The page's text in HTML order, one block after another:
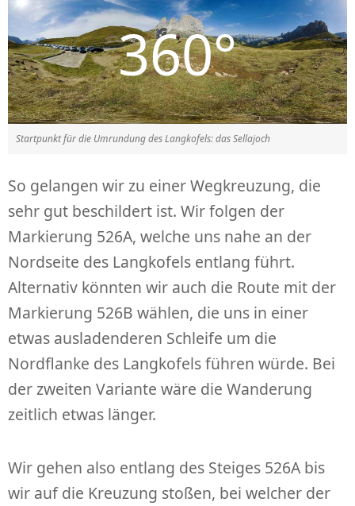
Startpunkt für die Umrundung des Langkofels: das Sellajoch
So gelangen wir zu einer Wegkreuzung, die
sehr gut beschildert ist. Wir folgen der
Markierung 526A, welche uns nahe an der
Nordseite des Langkofels entlang führt.
Alternativ könnten wir auch die Route mit der
Markierung 526B wählen, die uns in einer
etwas ausladenderen Schleife um die
Nordflanke des Langkofels führen würde. Bei
der zweiten Variante wäre die Wanderung
zeitlich etwas länger.
Wir gehen also entlang des Steiges 526A bis
wir auf die Kreuzung stoßen, bei welcher der